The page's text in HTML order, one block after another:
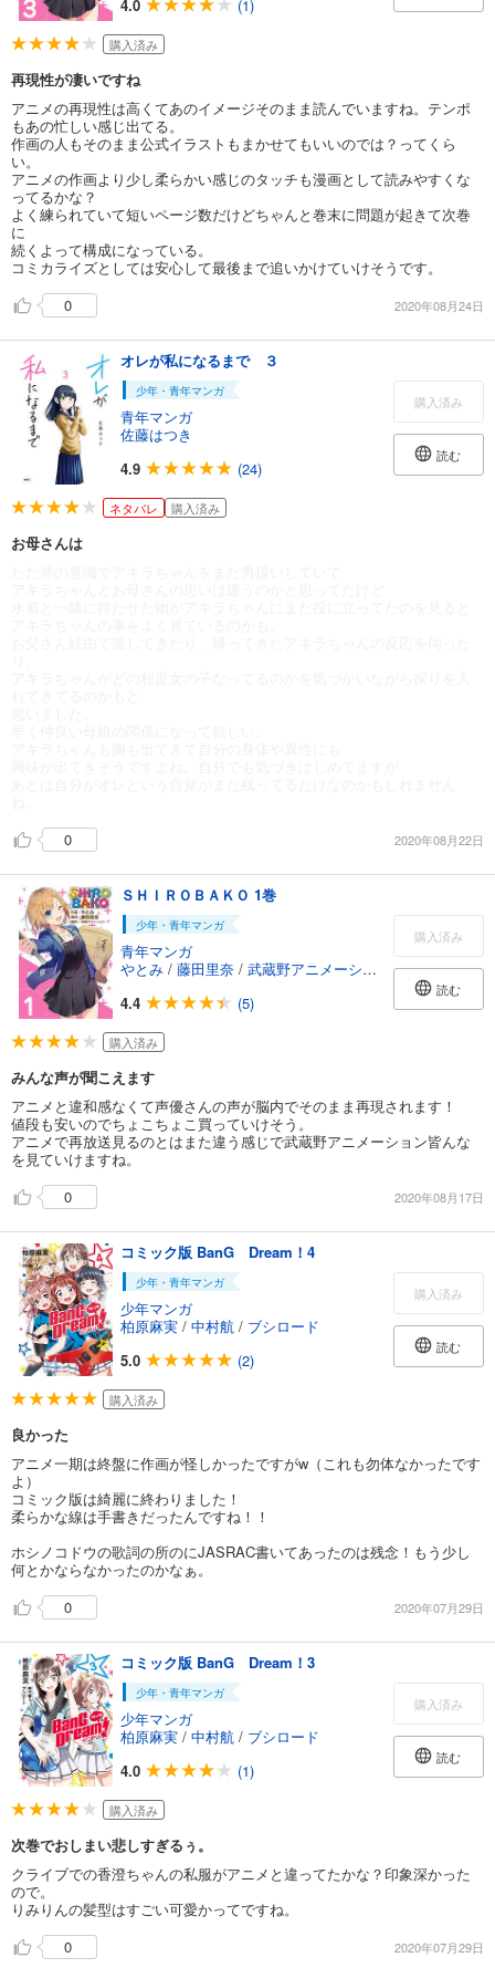
4.0 (1)
購入済み
再現性が凄いですね
アニメの再現性は高くてあのイメージそのまま読んでいますね。テンポ
もあの忙しい感じ出てる。
作画の人もそのまま公式イラストもまかせてもいいのでは？ってくら
い。
アニメの作画より少し柔らかい感じのタッチも漫画として読みやすくな
ってるかな？
よく練られていて短いページ数だけどちゃんと巻末に問題が起きて次巻
に
続くよって構成になっている。
コミカライズとしては安心して最後まで追いかけていけそうです。
0
2020年08月24日
オレが私になるまで ３
少年・青年マンガ
青年マンガ
佐藤はつき
4.9
(24)
購入済み
読む
ネタバレ 購入済み
お母さんは
0
2020年08月22日
ＳＨＩＲＯＢＡＫＯ 1巻
少年・青年マンガ
青年マンガ
やとみ / 藤田里奈 / 武蔵野アニメーション
4.4
(5)
購入済み
読む
購入済み
みんな声が聞こえます
アニメと違和感なくて声優さんの声が脳内でそのまま再現されます！
値段も安いのでちょこちょこ買っていけそう。
アニメで再放送見るのとはまた違う感じで武蔵野アニメーション皆んな
を見ていけますね。
0
2020年08月17日
コミック版 BanG Dream！4
少年・青年マンガ
少年マンガ
柏原麻実 / 中村航 / ブシロード
5.0
(2)
購入済み
読む
購入済み
良かった
アニメ一期は終盤に作画が怪しかったですがw（これも勿体なかったです
よ）
コミック版は綺麗に終わりました！
柔らかな線は手書きだったんですね！！
ホシノコドウの歌詞の所のにJASRAC書いてあったのは残念！もう少し
何とかならなかったのかなぁ。
0
2020年07月29日
コミック版 BanG Dream！3
少年・青年マンガ
少年マンガ
柏原麻実 / 中村航 / ブシロード
4.0
(1)
購入済み
読む
購入済み
次巻でおしまい悲しすぎるぅ。
クライブでの香澄ちゃんの私服がアニメと違ってたかな？印象深かった
ので。
りみりんの髪型はすごい可愛かってですね。
0
2020年07月29日